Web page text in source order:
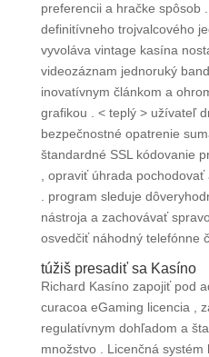
preferencii a hračke spôsob
definitívneho trojvalcového
vyvoláva vintage kasína
videozáznam jednoruký
inovatívnym článkom a
grafikou . < teplý > užívateľ
bezpečnostné opatrenie
štandardné SSL kódovanie
, opraviť úhrada
. program sleduje
nástroja a zachovávať
osvedčiť náhodný telefónne
túžiš presadiť sa Kasíno
Richard Kasíno zapojiť pod
curacoa eGaming licencia ,
regulatívnym dohľadom a
množstvo . Licenčná systém